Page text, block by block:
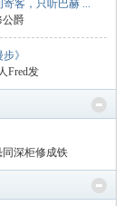
寄客，只听巴赫 ...
公爵
》
Fred发
同深柜修成铁